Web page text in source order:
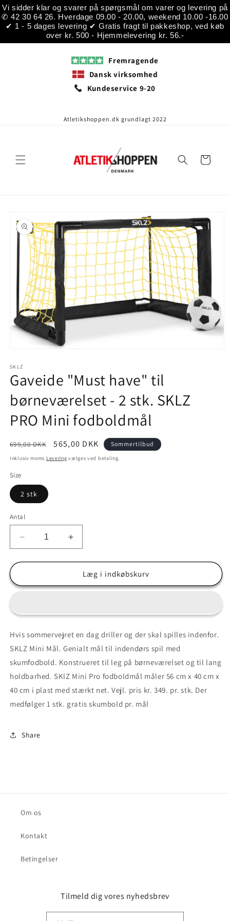
Vi sidder klar og svarer på spørgsmål om varer og levering på
✆ 42 30 64 26. Hverdage 09.00 - 20.00, weekend 10.00 -16.00
✔ 1 - 5 dages levering ✔ Gratis fragt til pakkeshop, ved køb
over kr. 500 - Hjemmelevering kr. 56.-
Gå til
indhold
Fremragende
Dansk virksomhed
Kundeservice 9-20
Atletikshoppen.dk grundlagt 2022
Indkøbskurv
1
modus
SKLZ
Gaveide "Must have" til
børneværelset - 2 stk. SKLZ
PRO Mini fodboldmål
Normalpris
699,00 DKK Udsalgspris
565,00 DKK Sommertilbud
Inklusiv moms Levering vælges ved betaling.
Size
2 stk
Antal
Reducer
antallet
for
&quot;Must
børneværelset
2
stk.
SKLZ
PRO
Mini
fodboldmål
Øg
antallet
for
Gaveide
&quot;Must
børneværelset
2
stk.
SKLZ
PRO
Mini
fodboldmål
Læg i indkøbskurv
Hvis sommervejret en dag driller og der skal spilles indenfor.
SKLZ Mini Mål. Genialt mål til indendørs spil med
skumfodbold. Konstrueret til leg på børneværelset og til lang
holdbarhed. SKlZ Mini Pro fodboldmål måler 56 cm x 40 cm x
40 cm i plast med stærkt net. Vejl. pris kr. 349. pr. stk. Der
medfølger 1 stk. gratis skumbold pr. mål
Share
Om os
Kontakt
Betingelser
Tilmeld dig vores nyhedsbrev